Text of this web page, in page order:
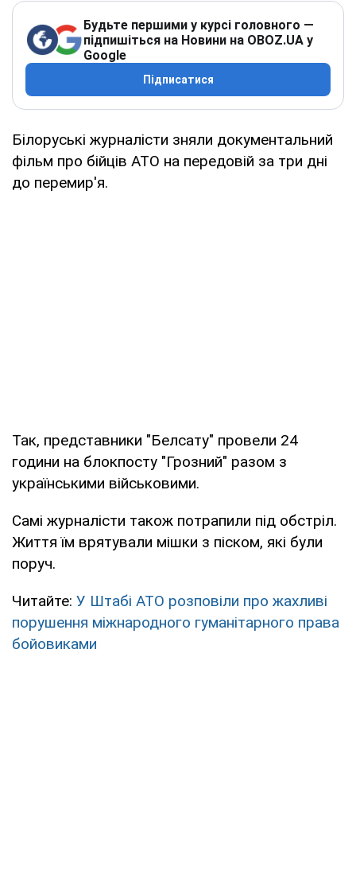
Будьте першими у курсі головного —
підпишіться на Новини на OBOZ.UA у
Google
Підписатися
Білоруські журналісти зняли документальний
фільм про бійців АТО на передовій за три дні
до перемир'я.
Так, представники "Белсату" провели 24
години на блокпосту "Грозний" разом з
українськими військовими.
Самі журналісти також потрапили під обстріл.
Життя їм врятували мішки з піском, які були
поруч.
Читайте: У Штабі АТО розповіли про жахливі
порушення міжнародного гуманітарного права
бойовиками